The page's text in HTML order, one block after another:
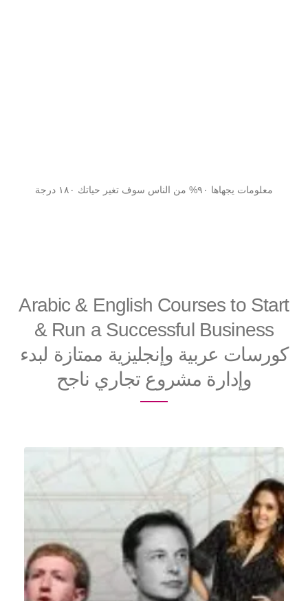
معلومات يجهاها ٩٠% من الناس سوف تغير حياتك ١٨٠ درجة
Arabic & English Courses to Start
& Run a Successful Business
كورسات عربية وإنجليزية ممتازة لبدء
وإدارة مشروع تجاري ناجح